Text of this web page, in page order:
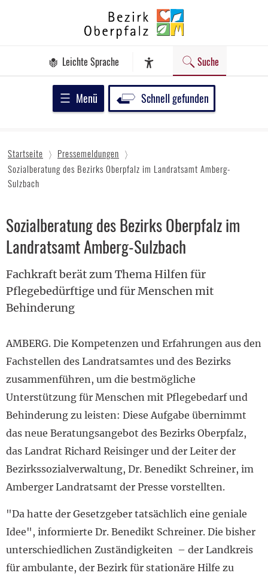
Bezirk
Oberpfalz
Leichte Sprache
Assistenz-Software
Suche
Menü Schnell gefunden
Startseite
Pressemeldungen
Sozialberatung des Bezirks Oberpfalz im Landratsamt Amberg-
Sulzbach
Sozialberatung des Bezirks Oberpfalz im
Landratsamt Amberg-Sulzbach
Fachkraft berät zum Thema Hilfen für
Pflegebedürftige und für Menschen mit
Behinderung
AMBERG. Die Kompetenzen und Erfahrungen aus den
Fachstellen des Landratsamtes und des Bezirks
zusammenführen, um die bestmögliche
Unterstützung für Menschen mit Pflegebedarf und
Behinderung zu leisten: Diese Aufgabe übernimmt
das neue Beratungsangebot des Bezirks Oberpfalz,
das Landrat Richard Reisinger und der Leiter der
Bezirkssozialverwaltung, Dr. Benedikt Schreiner, im
Amberger Landratsamt der Presse vorstellten.
"Da hatte der Gesetzgeber tatsächlich eine geniale
Idee", informierte Dr. Benedikt Schreiner. Die bisher
unterschiedlichen Zuständigkeiten – der Landkreis
für ambulante, der Bezirk für stationäre Hilfe zu